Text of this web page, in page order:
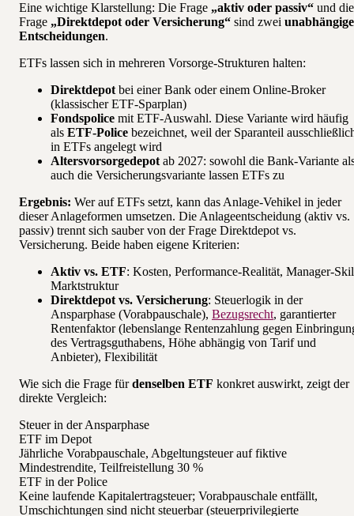
Eine wichtige Klarstellung: Die Frage „aktiv oder passiv“ und die
Frage „Direktdepot oder Versicherung“ sind zwei unabhängige
Entscheidungen.
ETFs lassen sich in mehreren Vorsorge-Strukturen halten:
Direktdepot bei einer Bank oder einem Online-Broker
(klassischer ETF-Sparplan)
Fondspolice mit ETF-Auswahl. Diese Variante wird häufig
als ETF-Police bezeichnet, weil der Sparanteil
in ETFs angelegt wird
Altersvorsorgedepot ab 2027: sowohl die Bank-Variante
auch die Versicherungsvariante lassen ETFs zu
Ergebnis: Wer auf ETFs setzt, kann das Anlage-Vehikel in jeder
dieser Anlageformen umsetzen. Die Anlageentscheidung (aktiv vs.
passiv) trennt sich sauber von der Frage Direktdepot vs.
Versicherung. Beide haben eigene Kriterien:
Aktiv vs. ETF: Kosten, Performance-Realität, Manager-
Marktstruktur
Direktdepot vs. Versicherung: Steuerlogik in der
Ansparphase (Vorabpauschale), Bezugsrecht, garantierter
Rentenfaktor (lebenslange Rentenzahlung gegen
des Vertragsguthabens, Höhe abhängig von Tarif und
Anbieter), Flexibilität
Wie sich die Frage fürdenselben ETF konkret auswirkt, zeigt der
direkte Vergleich:
Steuer in der Ansparphase
ETF im Depot
Jährliche Vorabpauschale, Abgeltungsteuer auf fiktive
Mindestrendite, Teilfreistellung 30 %
ETF in der Police
Keine laufende Kapitalertragsteuer; Vorabpauschale entfällt,
Umschichtungen sind nicht steuerbar (steuerprivilegierte